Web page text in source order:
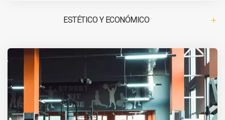
ESTÉTICO Y ECONÓMICO